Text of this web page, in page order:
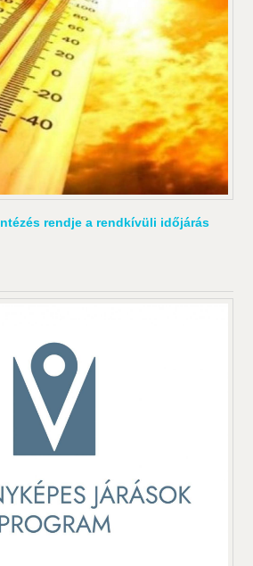
rendje a rendkívüli időjárás